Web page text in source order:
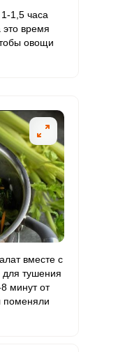
81.4
1,5 часа
это время
овощи
вместе с
тушения
минут от
поменяли